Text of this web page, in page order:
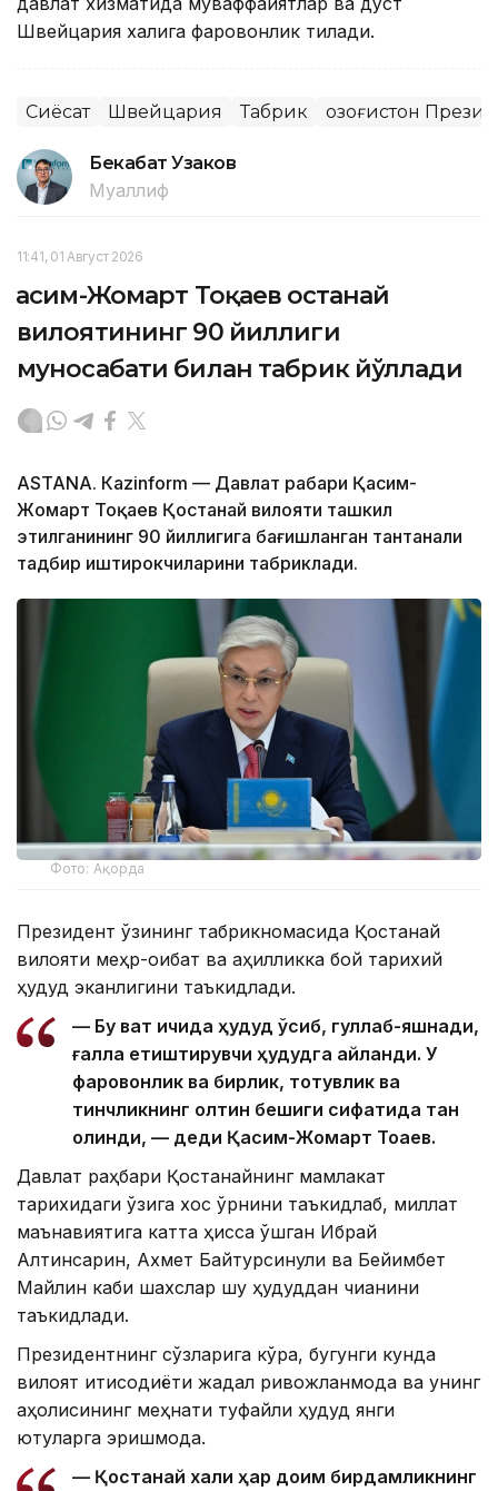
Швейцария халқига фаровонлик тилади.
Сиёсат Швейцария Табрик Қозоғистон
Бекабат Узаков
Муаллиф
11:41, 01 Август 2026
Қасим-Жомарт Тоқаев Қостанай
вилоятининг 90 йиллиги
муносабати билан табрик йўллади
ASTANА. Кazinform — Давлат раҳбари Қасим-
Жомарт Тоқаев Қостанай вилояти ташкил
этилганининг 90 йиллигига бағишланган тантанали
тадбир иштирокчиларини табриклади.
Фото: Ақорда
Президент ўзининг табрикномасида Қостанай
вилояти меҳр-оқибат ва аҳилликка бой тарихий
ҳудуд эканлигини таъкидлади.
— Бу вақт ичида ҳудуд ўсиб, гуллаб-яшнади,
ғалла етиштирувчи ҳудудга айланди. У
фаровонлик ва бирлик, тотувлик ва
тинчликнинг олтин бешиги сифатида тан
олинди, — деди Қасим-Жомарт Тоқаев.
Давлат раҳбари Қостанайнинг мамлакат
тарихидаги ўзига хос ўрнини таъкидлаб, миллат
маънавиятига катта ҳисса қўшган Ибрай
Алтинсарин, Ахмет ​​Байтурсинули ва Бейимбет
Майлин каби шахслар шу ҳудуддан чиққанини
таъкидлади.
Президентнинг сўзларига кўра, бугунги кунда
вилоят иқтисодиёти жадал ривожланмоқда ва унинг
аҳолисининг меҳнати туфайли ҳудуд янги
ютуқларга эришмоқда.
— Қостанай халқи ҳар доим бирдамликнинг